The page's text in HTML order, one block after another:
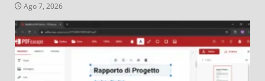
Ago 7, 2026